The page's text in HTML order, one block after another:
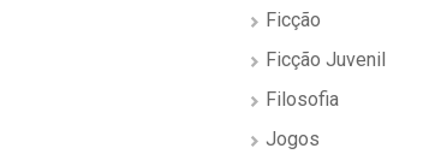
Ficção
Ficção Juvenil
Filosofia
Jogos